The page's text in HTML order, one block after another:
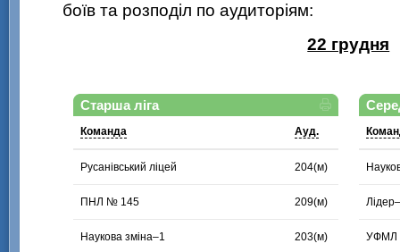
боїв та розподіл по аудиторіям:
22 грудня
Старша ліга
Команда Ауд.
Русанівський ліцей 204(м)
ПНЛ № 145 209(м)
Наукова зміна–1 203(м) УФМЛ